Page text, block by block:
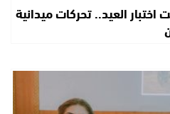
العيد.. تحركات ميدانية